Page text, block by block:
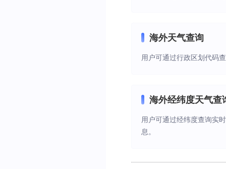
海外天气查询
用户可通过行政区划代码
海外经纬度天气查
用户可通过经纬度查询实
息。